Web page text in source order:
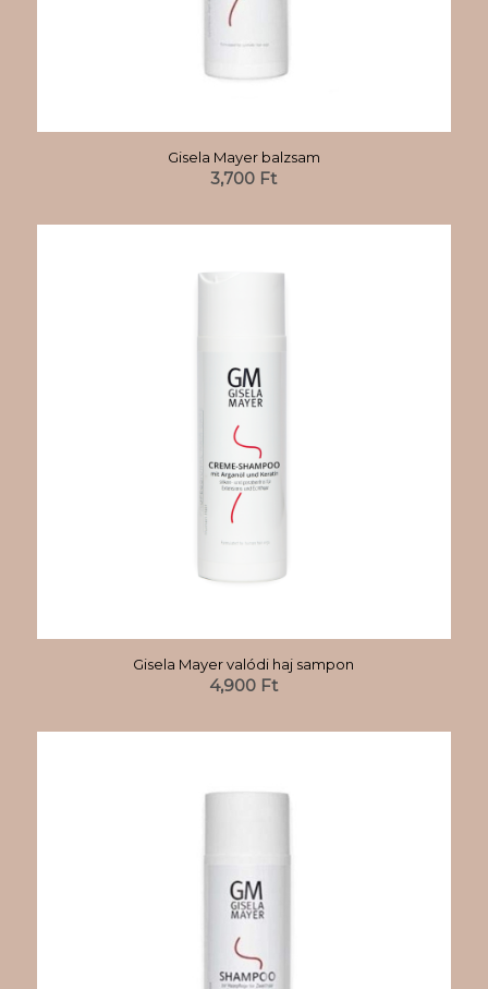
Gisela Mayer balzsam
3,700 Ft
Gisela Mayer valódi haj sampon
4,900 Ft